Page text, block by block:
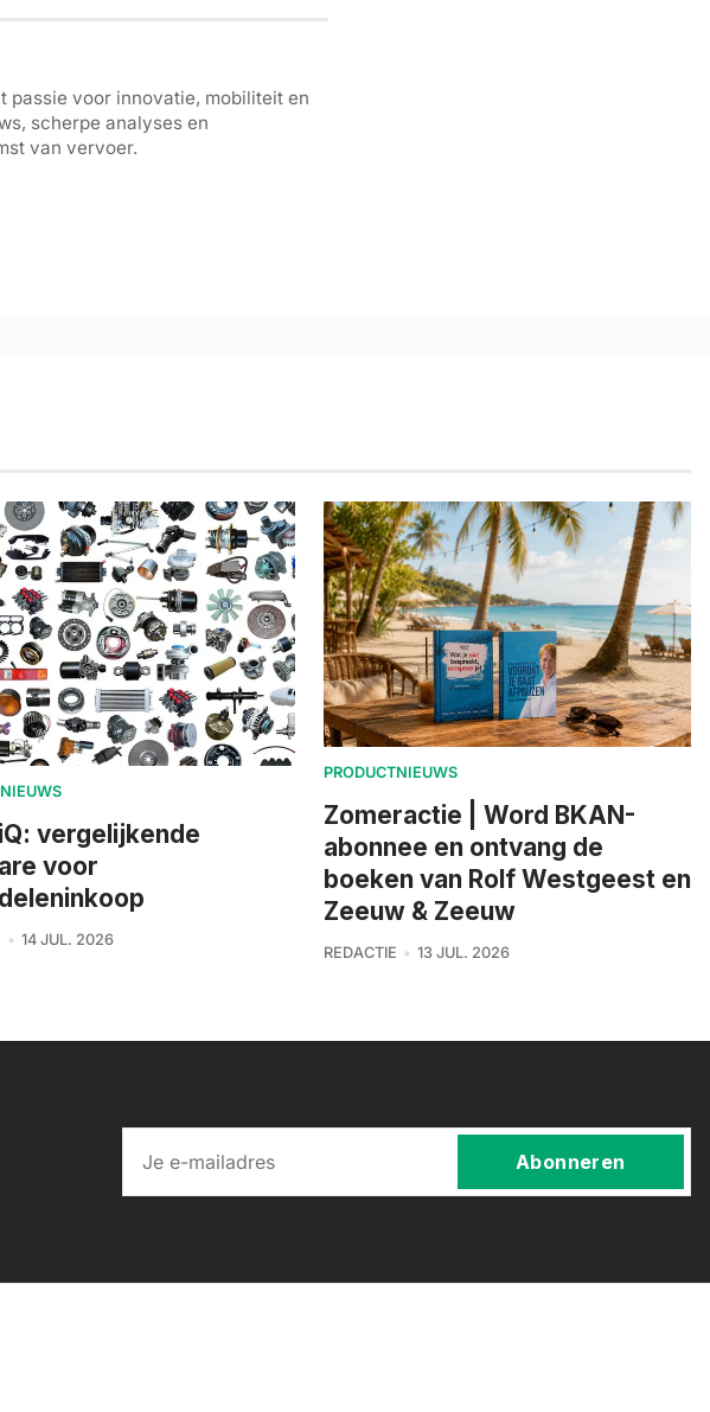
passie voor innovatie, mobiliteit en
scherpe analyses en
van vervoer.
vergelijkende
voor
14 JUL. 2026
PRODUCTNIEUWS
Zomeractie | Word BKAN-
abonnee en ontvang de
boeken van Rolf Westgeest en
Zeeuw & Zeeuw
REDACTIE 13 JUL. 2026
Abonneren